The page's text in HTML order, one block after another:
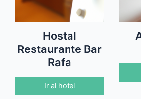
Hostal
Restaurante Bar
Rafa
Ir al hotel